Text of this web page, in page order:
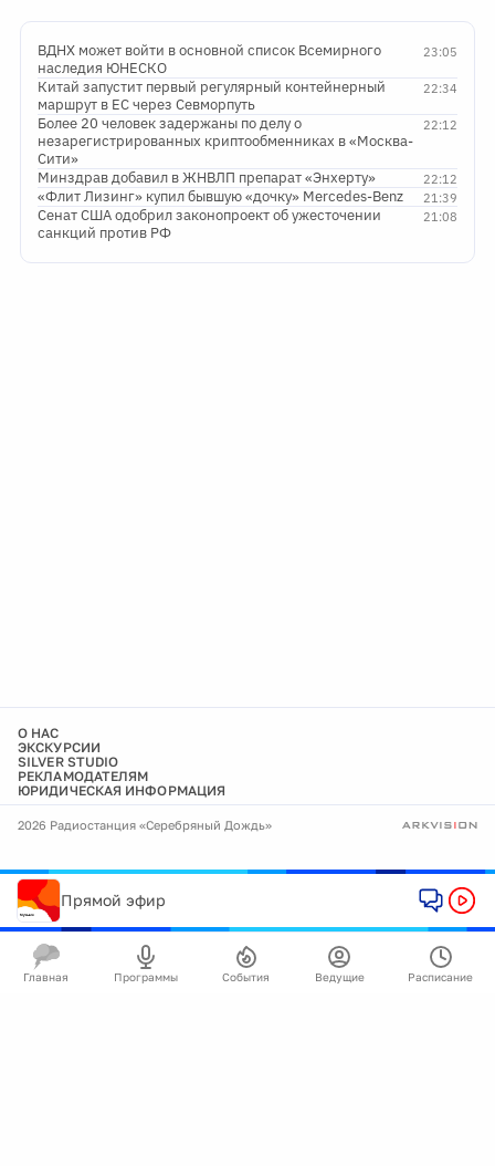
23:05
ВДНХ может войти в основной список Всемирного
наследия ЮНЕСКО
22:34
Китай запустит первый регулярный контейнерный
маршрут в ЕС через Севморпуть
22:12
Более 20 человек задержаны по делу о
незарегистрированных криптообменниках в «Москва-
Сити»
22:12
Минздрав добавил в ЖНВЛП препарат «Энхерту»
21:39
«Флит Лизинг» купил бывшую «дочку» Mercedes-Benz
21:08
Сенат США одобрил законопроект об ужесточении
санкций против РФ
О НАС
ЭКСКУРСИИ
SILVER STUDIO
РЕКЛАМОДАТЕЛЯМ
ЮРИДИЧЕСКАЯ ИНФОРМАЦИЯ
2026 Радиостанция «Серебряный Дождь»
Прямой эфир
Главная Программы События Ведущие Расписание